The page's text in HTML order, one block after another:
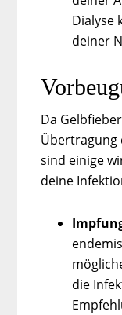
Dialyse
deiner
Da
Übertragung
sind einige
deine
die